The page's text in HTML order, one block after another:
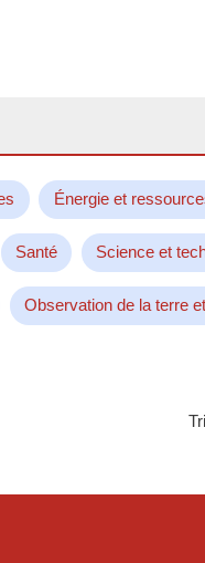
Énergie et
Santé Science et
Observation de la terre